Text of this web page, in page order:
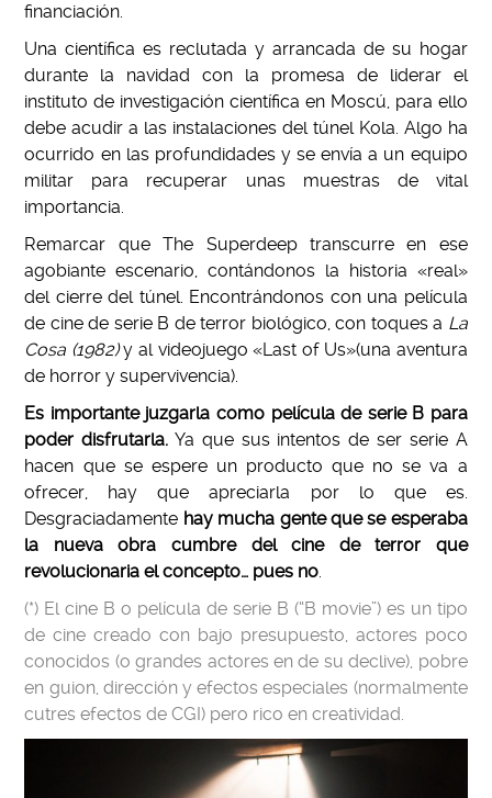
financiación.
Una científica es reclutada y arrancada de su hogar
durante la navidad con la promesa de liderar el
instituto de investigación científica en Moscú, para ello
debe acudir a las instalaciones del túnel Kola. Algo ha
ocurrido en las profundidades y se envía a un equipo
militar para recuperar unas muestras de vital
importancia.
Remarcar que The Superdeep transcurre en ese
agobiante escenario, contándonos la historia «real»
del cierre del túnel. Encontrándonos con una película
de cine de serie B de terror biológico, con toques a La
Cosa (1982)y al videojuego «Last of Us»(una aventura
de horror y supervivencia).
Es importante juzgarla como película de serie B para
poder disfrutarla. Ya que sus intentos de ser serie A
hacen que se espere un producto que no se va a
ofrecer, hay que apreciarla por lo que es.
Desgraciadamente hay mucha gente que se esperaba
la nueva obra cumbre del cine de terror que
revolucionaria el concepto… pues no.
(*) El cine B o película de serie B (“B movie”) es un tipo
de cine creado con bajo presupuesto, actores poco
conocidos (o grandes actores en de su declive), pobre
en guion, dirección y efectos especiales (normalmente
cutres efectos de CGI) pero rico en creatividad.